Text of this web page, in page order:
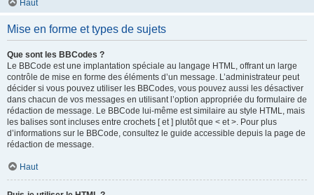
Haut
Mise en forme et types de sujets
Que sont les BBCodes ?
Le BBCode est une implantation spéciale au langage HTML, offrant un large
contrôle de mise en forme des éléments d’un message. L’administrateur peut
décider si vous pouvez utiliser les BBCodes, vous pouvez aussi les désactiver
dans chacun de vos messages en utilisant l’option appropriée du formulaire de
rédaction de message. Le BBCode lui-même est similaire au style HTML, mais
les balises sont incluses entre crochets [ et ] plutôt que < et >. Pour plus
d’informations sur le BBCode, consultez le guide accessible depuis la page de
rédaction de message.
Haut